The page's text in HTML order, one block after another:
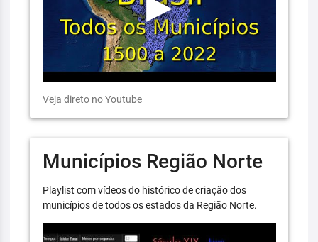
Veja direto no Youtube
Municípios Região Norte
Playlist com vídeos do histórico de criação dos
municípios de todos os estados da Região Norte.